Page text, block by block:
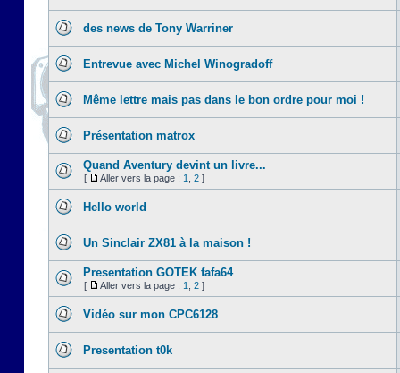
des news de Tony Warriner
Entrevue avec Michel Winogradoff
Même lettre mais pas dans le bon ordre pour moi !
Présentation matrox
Quand Aventury devint un livre...
[ Aller vers la page : 1 2 ]
Hello world
Un Sinclair ZX81 à la maison !
Presentation GOTEK fafa64
[ Aller vers la page : 1 2 ]
Vidéo sur mon CPC6128
Presentation t0k